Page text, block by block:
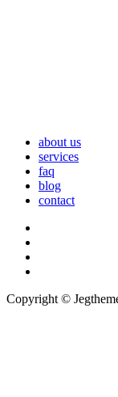
about us
services
faq
blog
contact
Copyright ©